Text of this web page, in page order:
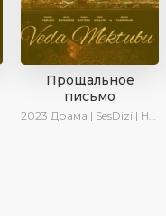
Прощальное
письмо
2023 Драма | SesDizi | Новинки | Сериалы 2023